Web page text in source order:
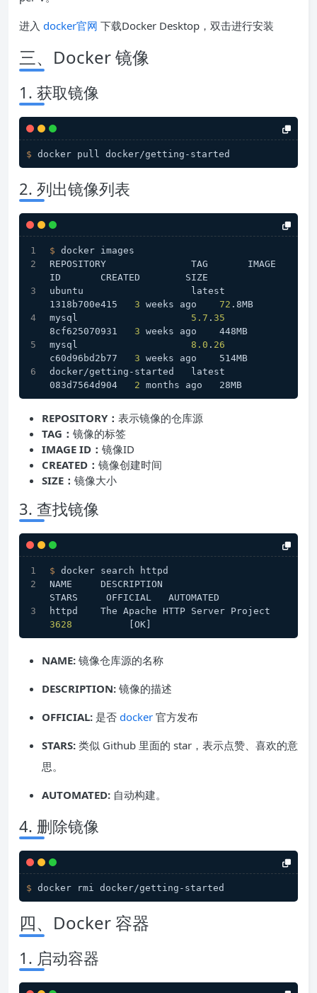
进入 docker官网 下载Docker Desktop，双击进行安装
三、Docker 镜像
1. 获取镜像
$ docker pull docker/getting-started
2. 列出镜像列表
$ docker images
REPOSITORY               TAG       IMAGE
ID       CREATED        SIZE
ubuntu                   latest
1318b700e415 3 weeks ago 72 .8MB
mysql 5.7 . 35
8cf625070931 3 weeks ago    448MB
mysql 8.0 . 26
c60d96bd2b77 3 weeks ago    514MB
docker/getting-started   latest
083d7564d904 2 months ago   28MB
REPOSITORY： 表示镜像的仓库源
TAG： 镜像的标签
IMAGE ID： 镜像ID
CREATED： 镜像创建时间
SIZE： 镜像大小
3. 查找镜像
$ docker search httpd
NAME     DESCRIPTION
STARS     OFFICIAL   AUTOMATED
3628
          [OK]
NAME: 镜像仓库源的名称
DESCRIPTION: 镜像的描述
OFFICIAL: 是否 docker 官方发布
STARS: 类似 Github 里面的 star，表示点赞、喜欢的意
思。
AUTOMATED: 自动构建。
4. 删除镜像
$ docker rmi docker/getting-started
四、Docker 容器
1. 启动容器